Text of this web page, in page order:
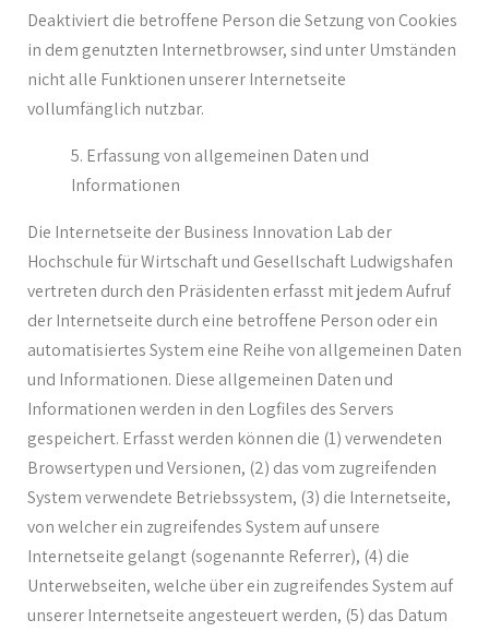
Deaktiviert die betroffene Person die Setzung von Cookies
in dem genutzten Internetbrowser, sind unter Umständen
nicht alle Funktionen unserer Internetseite
vollumfänglich nutzbar.
Erfassung von allgemeinen Daten und
Informationen
Die Internetseite der Business Innovation Lab der
Hochschule für Wirtschaft und Gesellschaft Ludwigshafen
vertreten durch den Präsidenten erfasst mit jedem Aufruf
der Internetseite durch eine betroffene Person oder ein
automatisiertes System eine Reihe von allgemeinen Daten
und Informationen. Diese allgemeinen Daten und
Informationen werden in den Logfiles des Servers
gespeichert. Erfasst werden können die (1) verwendeten
Browsertypen und Versionen, (2) das vom zugreifenden
System verwendete Betriebssystem, (3) die Internetseite,
von welcher ein zugreifendes System auf unsere
Internetseite gelangt (sogenannte Referrer), (4) die
Unterwebseiten, welche über ein zugreifendes System auf
unserer Internetseite angesteuert werden, (5) das Datum